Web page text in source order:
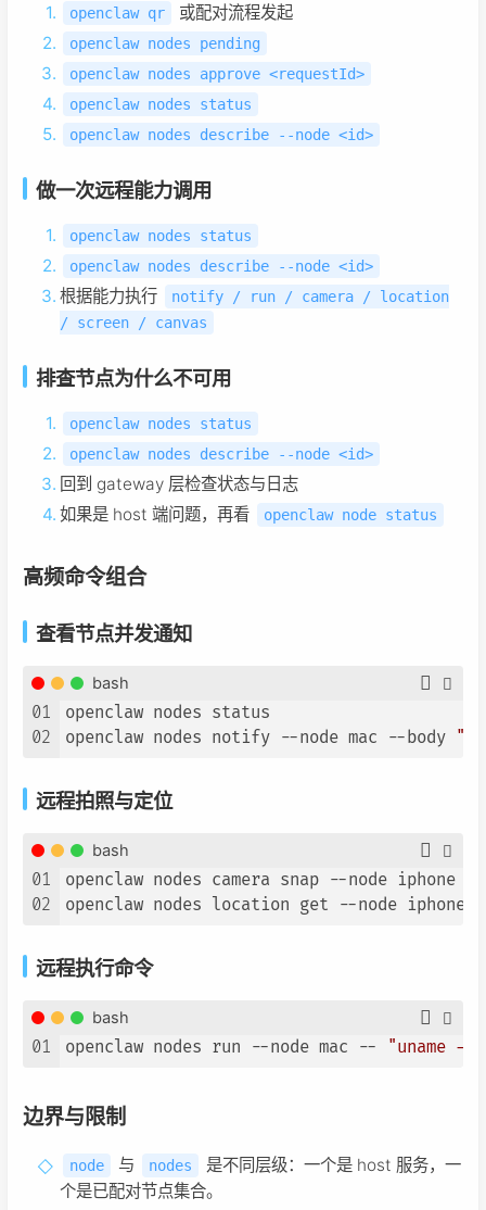
openclaw qr 或配对流程发起
openclaw nodes pending
openclaw nodes approve <requestId>
openclaw nodes status
openclaw nodes describe --node <id>
做一次远程能力调用
openclaw nodes status
openclaw nodes describe --node <id>
根据能力执行
notify / run / camera / location
/ screen / canvas
排查节点为什么不可用
openclaw nodes status
openclaw nodes describe --node <id>
回到 gateway 层检查状态与日志
如果是 host 端问题，再看
openclaw node status
高频命令组合
查看节点并发通知
bash
01
02
openclaw nodes status
openclaw nodes notify --node mac --body "服
远程拍照与定位
bash
01
02
openclaw nodes camera snap --node iphone
远程执行命令
bash
01 openclaw nodes run --node mac -- "uname -a"
边界与限制
node 与 nodes
是不同层级：一个是 host 服务，一
个是已配对节点集合。